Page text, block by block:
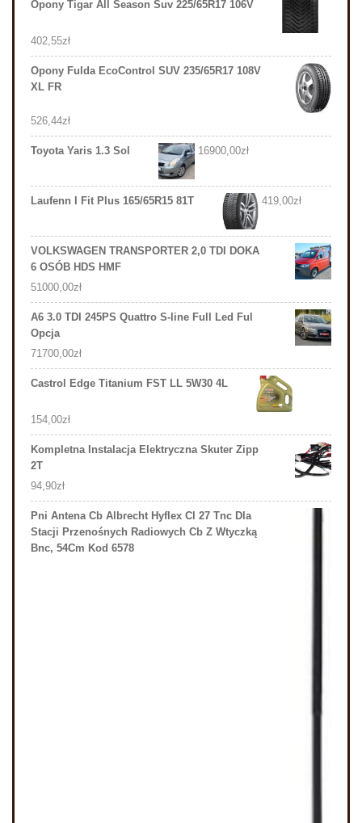
Opony Tigar All Season Suv 225/65R17 106V
402,55zł
Opony Fulda EcoControl SUV 235/65R17 108V
XL FR
526,44zł
Toyota Yaris 1.3 Sol 16900,00zł
Laufenn I Fit Plus 165/65R15 81T 419,00zł
VOLKSWAGEN TRANSPORTER 2,0 TDI DOKA
6 OSÓB HDS HMF
51000,00zł
A6 3.0 TDI 245PS Quattro S-line Full Led Ful
Opcja
71700,00zł
Castrol Edge Titanium FST LL 5W30 4L
154,00zł
Kompletna Instalacja Elektryczna Skuter Zipp
2T
94,90zł
Pni Antena Cb Albrecht Hyflex Cl 27 Tnc Dla
Stacji Przenośnych Radiowych Cb Z Wtyczką
Bnc, 54Cm Kod 6578